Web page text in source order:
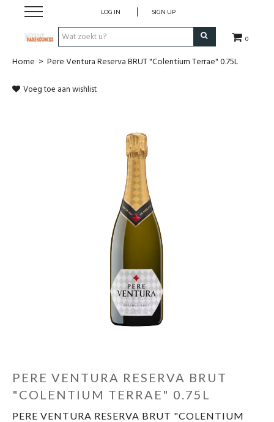
0
LOG IN SIGN UP
Wijnen
Geels Witteke De Maan's Jenever
Home > Pere Ventura Reserva BRUT "Colentium Terrae" 0.75L
Voeg toe aan wishlist
PERE VENTURA RESERVA BRUT
"COLENTIUM TERRAE" 0.75L
PERE VENTURA RESERVA BRUT "COLENTIUM